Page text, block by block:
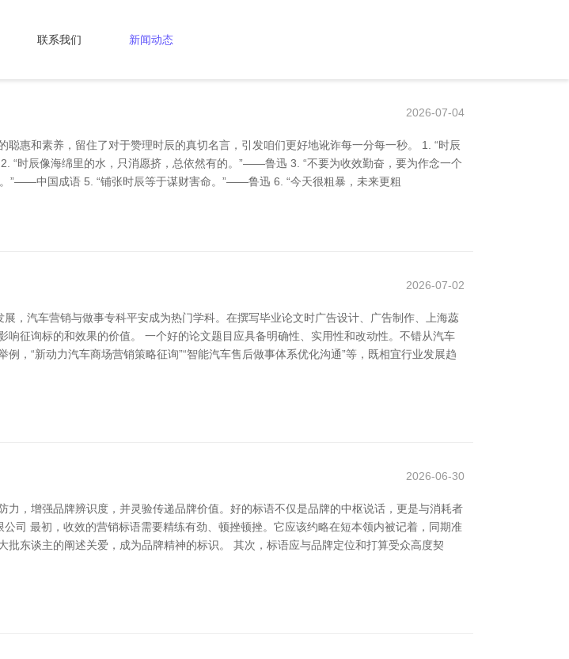
联系我们 新闻动态
2026-07-04
惠和素养，留住了对于赞理时辰的真切名言，引发咱们更好地讹诈每一分每一秒。 1. “时辰
时辰像海绵里的水，只消愿挤，总依然有的。”——鲁迅 3. “不要为收效勤奋，要为作念一个
”——中国成语 5. “铺张时辰等于谋财害命。”——鲁迅 6. “今天很粗暴，未来更粗
2026-07-02
，汽车营销与做事专科平安成为热门学科。在撰写毕业论文时广告设计、广告制作、上海蕊
征询标的和效果的价值。 一个好的论文题目应具备明确性、实用性和改动性。不错从汽车
，“新动力汽车商场营销策略征询”“智能汽车售后做事体系优化沟通”等，既相宜行业发展趋
2026-06-30
，增强品牌辨识度，并灵验传递品牌价值。好的标语不仅是品牌的中枢说话，更是与消耗者
司 最初，收效的营销标语需要精练有劲、顿挫顿挫。它应该约略在短本领内被记着，同期准
东谈主的阐述关爱，成为品牌精神的标识。 其次，标语应与品牌定位和打算受众高度契